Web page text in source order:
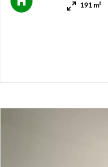
191 m²